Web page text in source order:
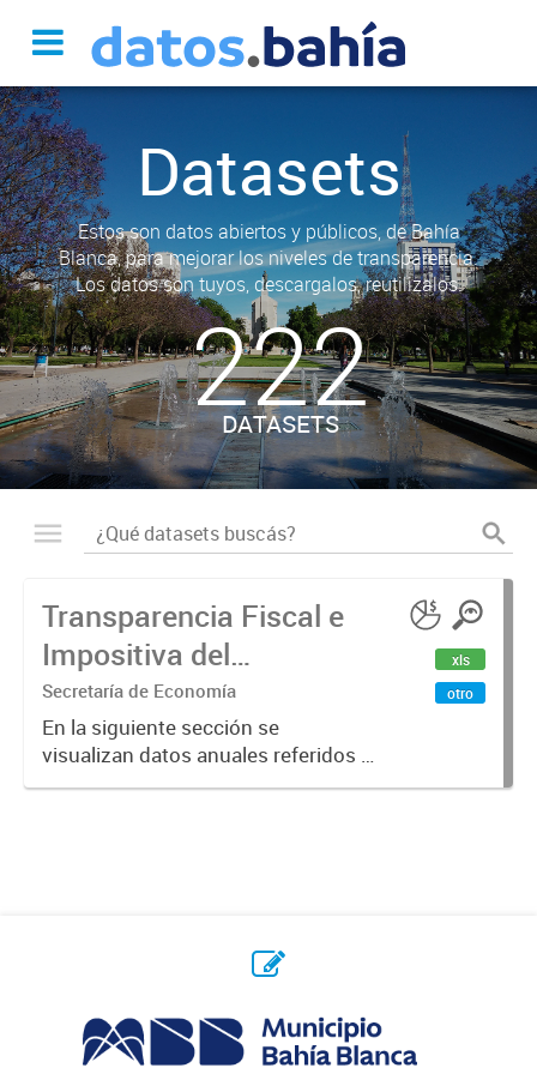
Datasets
Estos son datos abiertos y públicos, de Bahía
Blanca, para mejorar los niveles de transparencia.
Los datos son tuyos, descargalos, reutilizalos.
222
DATASETS
Transparencia Fiscal e
Impositiva del
Municipio. Año 2023
Secretaría de Economía
En la siguiente sección se
visualizan datos anuales referidos a
la transparencia fiscal e impositiva
xls
otro